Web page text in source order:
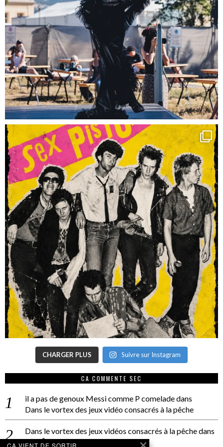
CHARGER PLUS Suivre sur Instagram
CA COMMENTE SEC
il a pas de genoux Messi comme P comeladedans
Dans le vortex des jeux vidéo consacrés à la pêche
Dans le vortex des jeux vidéos consacrés à la pêchedans
PACÔME THIELLEMENT
CA VIENT DE SORTIR